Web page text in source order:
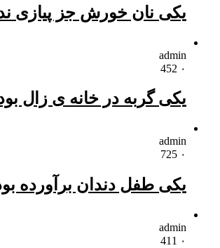
یکی نان خورش جز پیازی
admin
۰
یکی گربه در خانه ی زال
admin
۰
یکی طفل دندان برآورده
admin
۰